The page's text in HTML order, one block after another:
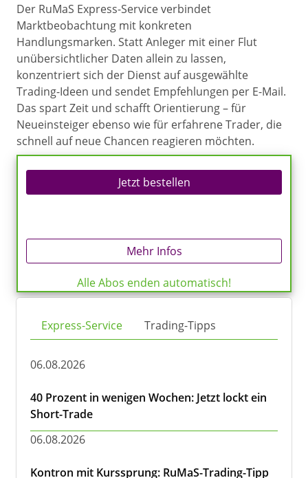
Der RuMaS Express-Service verbindet
Marktbeobachtung mit konkreten
Handlungsmarken. Statt Anleger mit einer Flut
unübersichtlicher Daten allein zu lassen,
konzentriert sich der Dienst auf ausgewählte
Trading-Ideen und sendet Empfehlungen per E-Mail.
Das spart Zeit und schafft Orientierung – für
Neueinsteiger ebenso wie für erfahrene Trader, die
schnell auf neue Chancen reagieren möchten.
Jetzt bestellen
Mehr Infos
Alle Abos enden automatisch!
Express-Service Trading-Tipps
06.08.2026
40 Prozent in wenigen Wochen: Jetzt lockt ein
Short-Trade
06.08.2026
Kontron mit Kurssprung: RuMaS-Trading-Tipp